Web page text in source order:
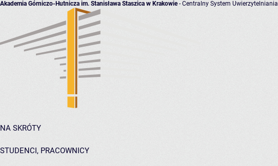
Akademia Górniczo-Hutnicza im. Stanisława Staszica w Krakowie- Centralny System Uwierzytelniania
NA SKRÓTY
STUDENCI, PRACOWNICY